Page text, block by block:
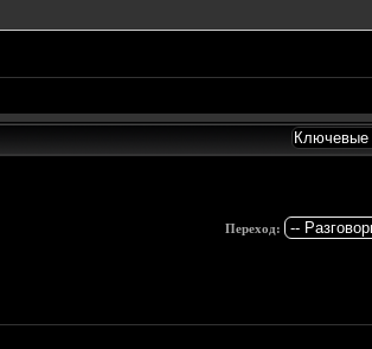
Переход: